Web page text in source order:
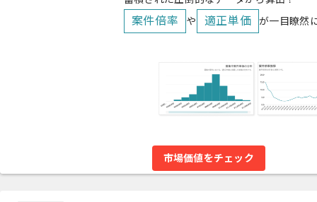
案件倍率 や 適正単価 が一目瞭然
市場価値をチェック